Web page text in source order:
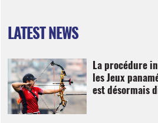
LATEST NEWS
La procédure
les Jeux
est désormais